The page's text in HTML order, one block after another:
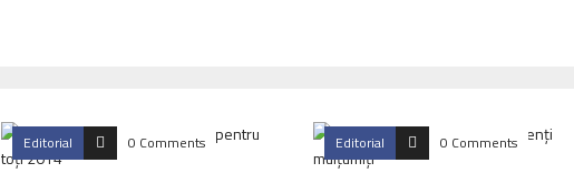
Editorial 0 Comments Editorial 0 Comments